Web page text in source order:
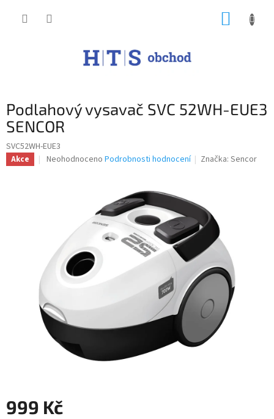
Podlahový vysavač SVC 52WH-EUE3
SENCOR
SVC52WH-EUE3
Akce
Průměrné
hvězdiček.
Neohodnoceno Podrobnosti hodnocení Značka:Sencor
999 Kč